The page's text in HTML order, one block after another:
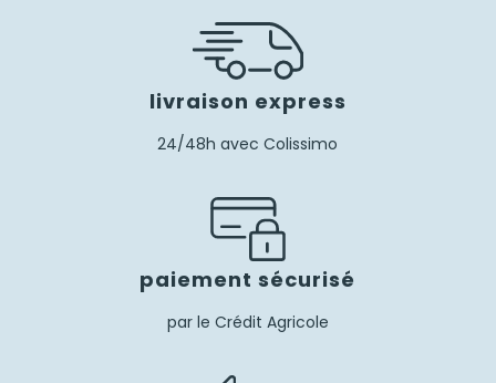
livraison express
24/48h avec Colissimo
paiement sécurisé
par le Crédit Agricole